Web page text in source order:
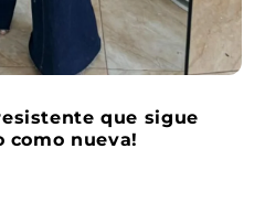
que sigue
como nueva!